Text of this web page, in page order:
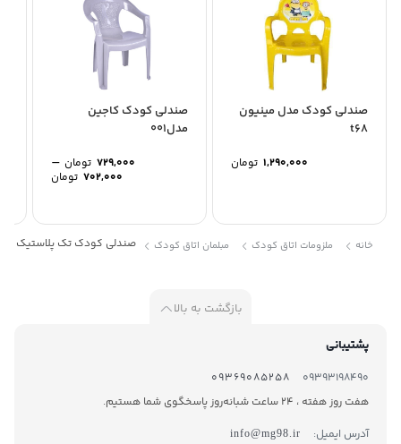
صندلی کودک مدل مینیون
t68
1,290,000 تومان
صندلی کودک کاجین
مدل001
729,000 تومان –
702,000 تومانPrice
through
729,000 تومان
خانه ملزومات اتاق کودک مبلمان اتاق کودک صندلی کودک تک پلاستیک
بازگشت به بالا
پشتیبانی
09393198490
09369085258
هفت روز هفته ، 24 ساعت شبانه‌روز پاسخگوی شما هستیم.
آدرس ایمیل:
info@mg98.ir